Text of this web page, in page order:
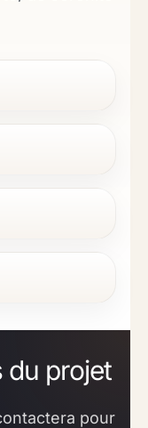
du projet
pour